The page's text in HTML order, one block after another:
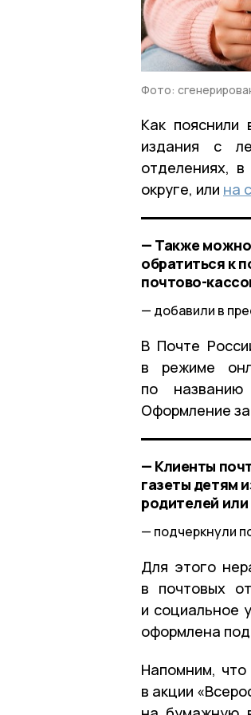
Фото:
Как пояснили
издания с
отделениях,
округе, или на
— Также
обратиться к
почтово-
добавили в
В Почте
в режиме
по названию
Оформление
— Клиенты
газеты детям
родителей
подчеркнули
Для этого
в почтовых
и социальное
оформлена
Напомним, что
в акции